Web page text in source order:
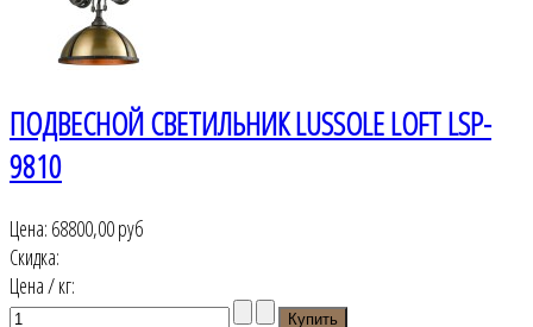
ПОДВЕСНОЙ СВЕТИЛЬНИК LUSSOLE LOFT LSP-
9810
Цена: 68800,00 руб
Скидка:
Цена / кг: